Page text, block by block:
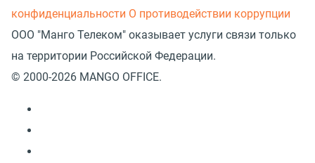
конфиденциальности О противодействии коррупции
ООО "Манго Телеком" оказывает услуги связи только
на территории Российской Федерации.
© 2000-2026 MANGO OFFICE.